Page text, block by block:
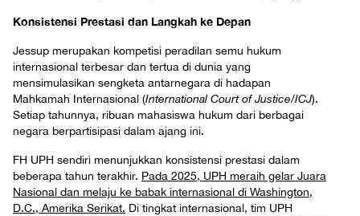
Konsistensi Prestasi dan Langkah ke Depan
Jessup merupakan kompetisi peradilan semu hukum
internasional terbesar dan tertua di dunia yang
mensimulasikan sengketa antarnegara di hadapan
Mahkamah Internasional (International Court of Justice/ICJ).
Setiap tahunnya, ribuan mahasiswa hukum dari berbagai
negara berpartisipasi dalam ajang ini.
FH UPH sendiri menunjukkan konsistensi prestasi dalam
beberapa tahun terakhir. Pada 2025, UPH meraih gelar Juara
Nasional dan melaju ke babak internasional di Washington,
D.C., Amerika Serikat. Di tingkat internasional, tim UPH